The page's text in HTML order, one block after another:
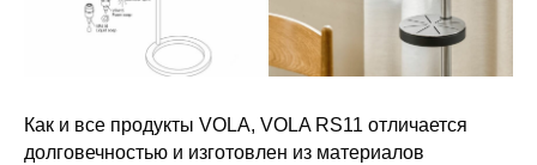
Как и все продукты VOLA, VOLA RS11 отличается
долговечностью и изготовлен из материалов